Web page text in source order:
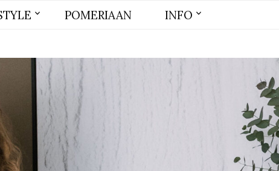
POMERIAAN INFO
MODE WONEN LIFESTYLE